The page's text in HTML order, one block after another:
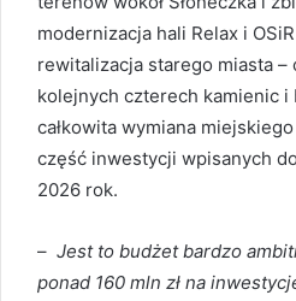
modernizacja hali Relax i
rewitalizacja starego miasta
kolejnych czterech kamienic i
całkowita wymiana
część inwestycji wpisanych
2026 rok.
– Jest to budżet bardzo
ponad 160 mln zł na